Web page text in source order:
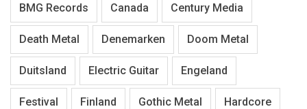
BMG Records Canada Century Media
Death Metal Denemarken Doom Metal
Duitsland Electric Guitar Engeland
Festival Finland Gothic Metal Hardcore